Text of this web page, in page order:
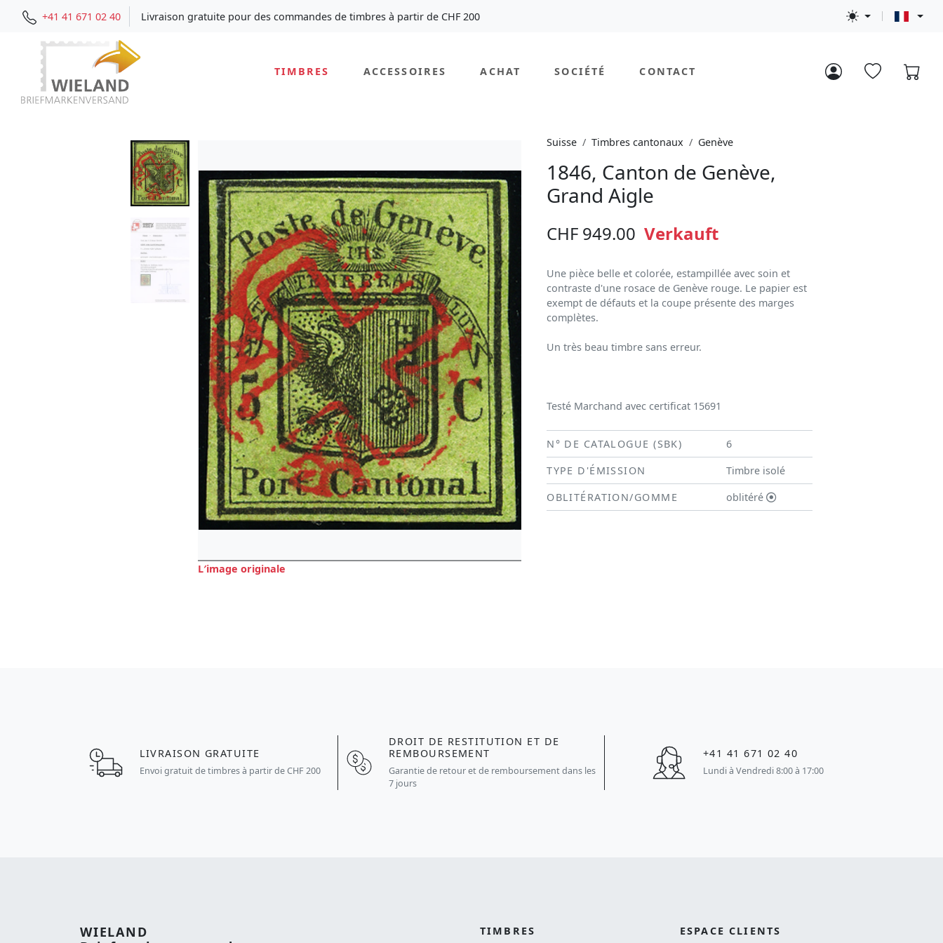
+41 41 671 02 40 Livraison gratuite pour des commandes de timbres à partir de CHF 200
TIMBRES ACCESSOIRES ACHAT SOCIÉTÉ CONTACT
L′image originale
Suisse Timbres cantonaux Genève
1846, Canton de Genève,
Grand Aigle
CHF 949.00 Verkauft
Une pièce belle et colorée, estampillée avec soin et
contraste d'une rosace de Genève rouge. Le papier est
exempt de défauts et la coupe présente des marges
complètes.
Un très beau timbre sans erreur.
Testé Marchand avec certificat 15691
N° DE CATALOGUE (SBK)
6
TYPE D'ÉMISSION
Timbre isolé
OBLITÉRATION/GOMME
oblitéré
LIVRAISON GRATUITE
Envoi gratuit de timbres à partir de CHF 200
DROIT DE RESTITUTION ET DE
REMBOURSEMENT
Garantie de retour et de remboursement dans les
7 jours
+41 41 671 02 40
Lundi à Vendredi 8:00 à 17:00
WIELAND
TIMBRES
ESPACE CLIENTS